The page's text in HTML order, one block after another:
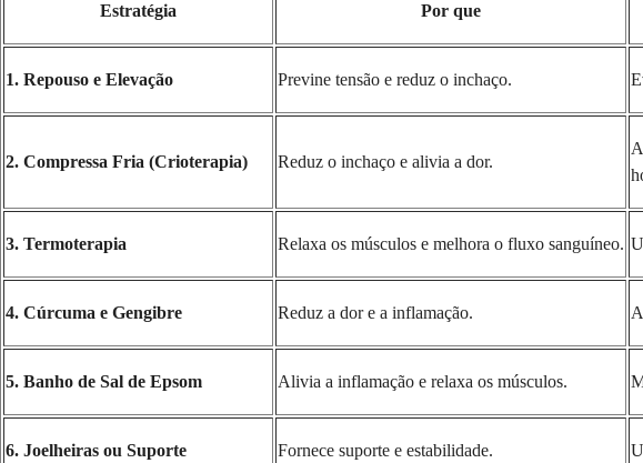
Estratégia Por que
1. Repouso e Elevação Previne tensão e reduz o inchaço.
2. Compressa Fria (Crioterapia) Reduz o inchaço e alivia a dor.
3. Termoterapia Relaxa os músculos e melhora o fluxo sanguíneo.
4. Cúrcuma e Gengibre Reduz a dor e a inflamação.
5. Banho de Sal de Epsom Alivia a inflamação e relaxa os músculos.
6. Joelheiras ou Suporte Fornece suporte e estabilidade.